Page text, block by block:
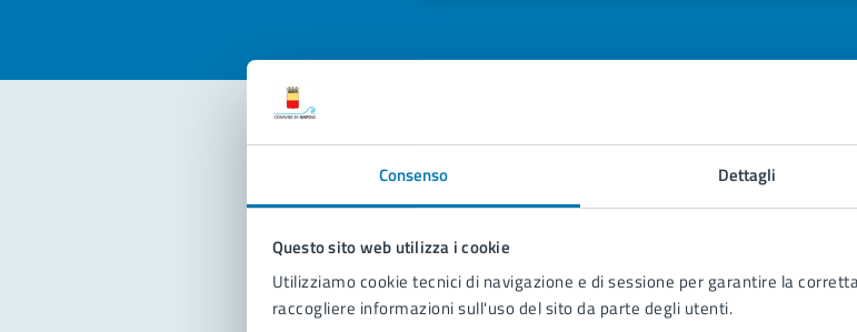
Consenso Dettagli
Questo sito web utilizza i cookie
Utilizziamo cookie tecnici di navigazione e di sessione per garantire la
raccogliere informazioni sull'uso del sito da parte degli utenti.
Richiedi assistenza
Prenota appuntamento